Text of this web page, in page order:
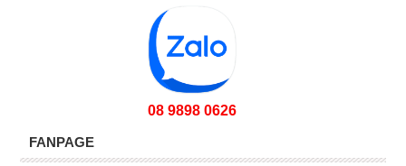
08 9898 0626
FANPAGE